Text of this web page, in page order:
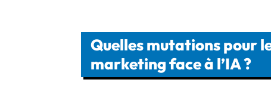
Quelles mutations pour
marketing face à l’IA ?